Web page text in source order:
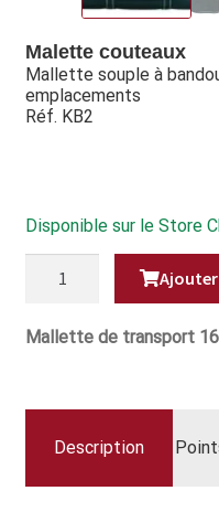
Bocuse d’Or
Mon Compte
Partenaires
Plan du site
Politique en matière de
Malette couteaux
Mallette souple à
emplacements
Réf. KB2
Disponible sur le Store
À
BANDOULIÈRE
EMPLACEMENTS
Mallette de transport
Description